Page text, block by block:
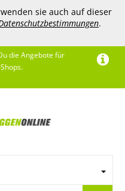
sie auch auf dieser
.
die Angebote für